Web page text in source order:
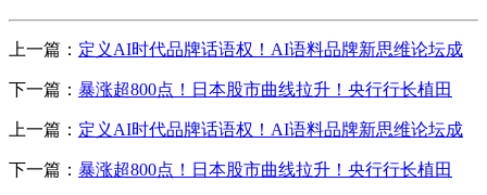
上一篇： 定义AI时代品牌话语权！AI语料品牌新思维论坛成
下一篇： 暴涨超800点！日本股市曲线拉升！央行行长植田
上一篇： 定义AI时代品牌话语权！AI语料品牌新思维论坛成
下一篇： 暴涨超800点！日本股市曲线拉升！央行行长植田